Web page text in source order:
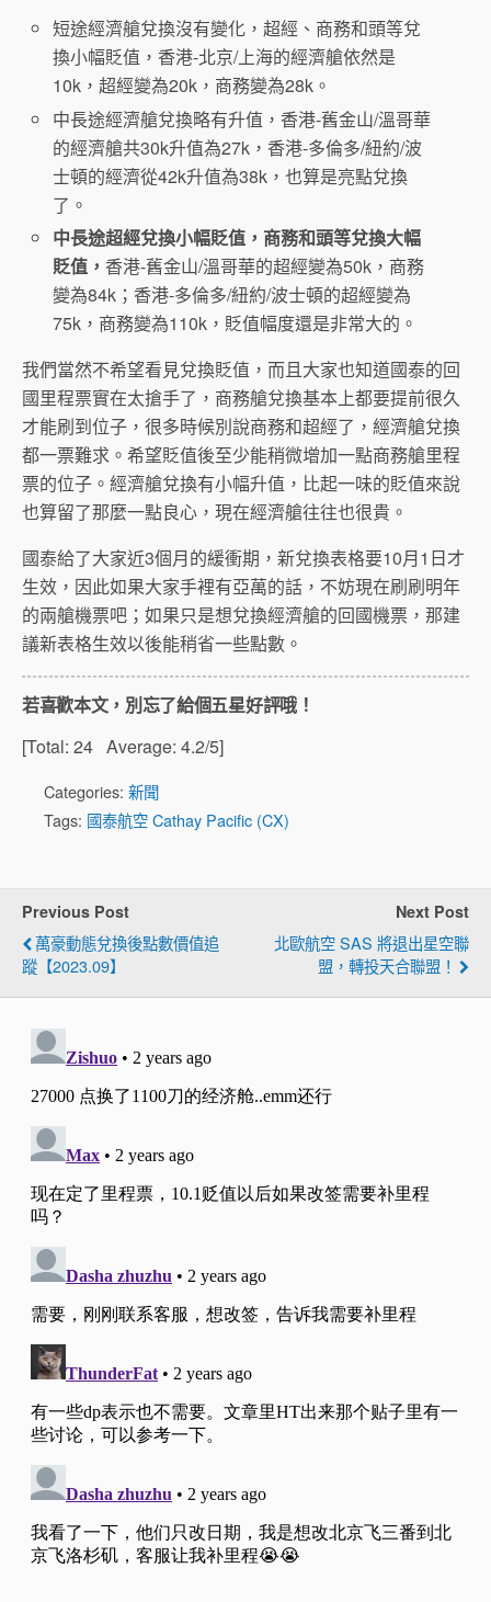
短途經濟艙兌換沒有變化，超經、商務和頭等兌
換小幅貶值，香港-北京/上海的經濟艙依然是
10k，超經變為20k，商務變為28k。
中長途經濟艙兌換略有升值，香港-舊金山/溫哥華
的經濟艙共30k升值為27k，香港-多倫多/紐約/波
士頓的經濟從42k升值為38k，也算是亮點兌換
了。
中長途超經兌換小幅貶值，商務和頭等兌換大幅
貶值， 香港-舊金山/溫哥華的超經變為50k，商務
變為84k；香港-多倫多/紐約/波士頓的超經變為
75k，商務變為110k，貶值幅度還是非常大的。
我們當然不希望看見兌換貶值，而且大家也知道國泰的回
國里程票實在太搶手了，商務艙兌換基本上都要提前很久
才能刷到位子，很多時候別說商務和超經了，經濟艙兌換
都一票難求。希望貶值後至少能稍微增加一點商務艙里程
票的位子。經濟艙兌換有小幅升值，比起一味的貶值來說
也算留了那麼一點良心，現在經濟艙往往也很貴。
國泰給了大家近3個月的緩衝期，新兌換表格要10月1日才
生效，因此如果大家手裡有亞萬的話，不妨現在刷刷明年
的兩艙機票吧；如果只是想兌換經濟艙的回國機票，那建
議新表格生效以後能稍省一些點數。
若喜歡本文，別忘了給個五星好評哦！
[Total: 24 Average: 4.2/5]
Categories: 新聞
Tags: 國泰航空 Cathay Pacific (CX)
Previous Post
萬豪動態兌換後點數價值追
蹤【2023.09】
Next Post
北歐航空 SAS 將退出星空聯
盟，轉投天合聯盟！